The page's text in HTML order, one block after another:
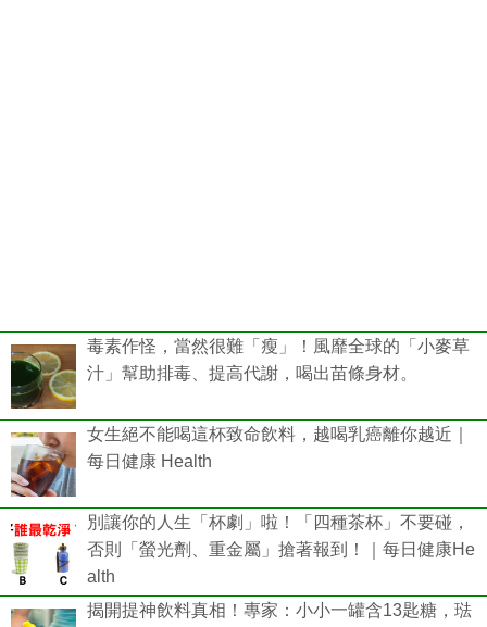
毒素作怪，當然很難「瘦」！風靡全球的「小麥草
汁」幫助排毒、提高代謝，喝出苗條身材。
女生絕不能喝這杯致命飲料，越喝乳癌離你越近｜
每日健康 Health
別讓你的人生「杯劇」啦！「四種茶杯」不要碰，
否則「螢光劑、重金屬」搶著報到！｜每日健康He
alth
揭開提神飲料真相！專家：小小一罐含13匙糖，琺